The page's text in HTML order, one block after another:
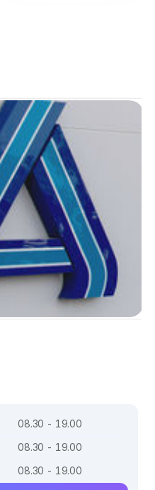
08.30 - 19.00
08.30 - 19.00
08.30 - 19.00